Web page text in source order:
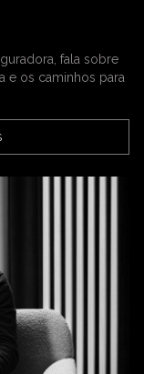
fala sobre
e os caminhos para